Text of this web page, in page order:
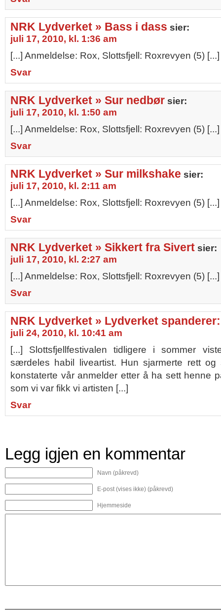
NRK Lydverket » Bass i dass sier:
juli 17, 2010, kl. 1:36 am
[...] Anmeldelse: Rox, Slottsfjell: Roxrevyen (5) [...]
Svar
NRK Lydverket » Sur nedbør sier:
juli 17, 2010, kl. 1:50 am
[...] Anmeldelse: Rox, Slottsfjell: Roxrevyen (5) [...]
Svar
NRK Lydverket » Sur milkshake sier:
juli 17, 2010, kl. 2:11 am
[...] Anmeldelse: Rox, Slottsfjell: Roxrevyen (5) [...]
Svar
NRK Lydverket » Sikkert fra Sivert sier:
juli 17, 2010, kl. 2:27 am
[...] Anmeldelse: Rox, Slottsfjell: Roxrevyen (5) [...]
Svar
NRK Lydverket » Lydverket
juli 24, 2010, kl. 10:41 am
[...] Slottsfjellfestivalen tidligere i sommer
særdeles habil liveartist. Hun sjarmerte rett og
konstaterte vår anmelder etter å ha sett henne
som vi var fikk vi artisten [...]
Svar
Legg igjen en kommentar
Navn (påkrevd)
E-post (vises ikke) (påkrevd)
Hjemmeside